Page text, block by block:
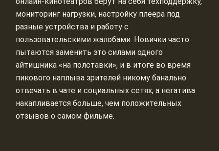
мониторинг нагрузки, настройку плеера под
разные устройства и работу с
пользовательскими жалобами. Новички часто
пытаются заменить это силами одного
айтишника «на полставки», и в итоге во время
пикового наплыва зрителей никому банально
отвечать в чате и социальных сетях, а негатива
накапливается больше, чем положительных
отзывов о самом фильме.